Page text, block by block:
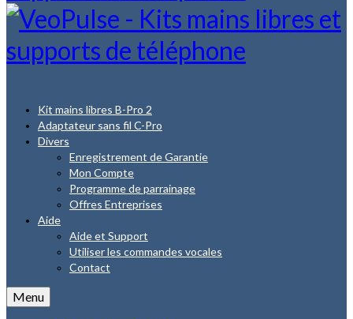
Kit mains libres B-Pro 2
Adaptateur sans fil C-Pro
Divers
Enregistrement de Garantie
Mon Compte
Programme de parrainage
Offres Entreprises
Aide
Aide et Support
Utiliser les commandes vocales
Contact
Menu